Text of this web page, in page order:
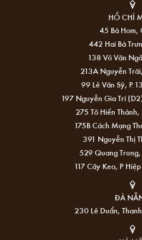
HỒ CHÍ
45 Bà Hom,
442 Hai Bà
138 Võ Văn
213A Nguyễn
99 Lê Văn Sỹ,
197 Nguyễn Gia Trí
275 Tô Hiến
175B Cách Mạng
391 Nguyễn Thị
529 Quang
117 Cây Keo, P
ĐÀ
230 Lê Duẩn,